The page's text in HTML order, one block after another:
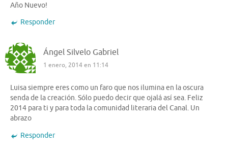
Año Nuevo!
Responder
Ángel Silvelo Gabriel
1 enero, 2014 en 11:14
Luisa siempre eres como un faro que nos ilumina en la oscura
senda de la creación. Sólo puedo decir que ojalá así sea. Feliz
2014 para ti y para toda la comunidad literaria del Canal. Un
abrazo
Responder